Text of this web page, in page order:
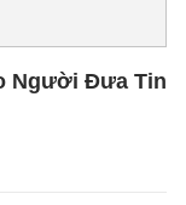
Người Đưa Tin